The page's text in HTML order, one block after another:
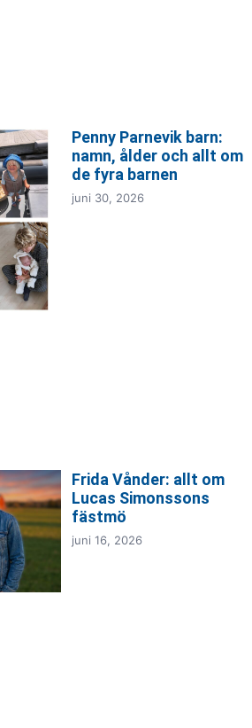
Penny Parnevik barn:
namn, ålder och allt om
de fyra barnen
juni 30, 2026
Frida Vånder: allt om
Lucas Simonssons
fästmö
juni 16, 2026